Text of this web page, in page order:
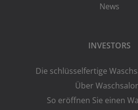
News
INVESTORS
Die schlüsselfertige
Über
So eröffnen Sie einen